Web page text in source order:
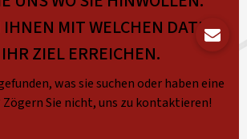
IHNEN MIT WELCHEN DATEN
ZIEL ERREICHEN.
was sie suchen oder haben eine
Zögern Sie nicht, uns zu kontaktieren!